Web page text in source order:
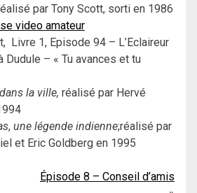
par Tony Scott, sorti en 1986
video amateur
Livre 1, Episode 94 – L’Eclaireur
Dudule – « Tu avances et tu
la ville, réalisé par Hervé
, une légende indienne;réalisé par
et Eric Goldberg en 1995
Épisode 8 – Conseil d’amis